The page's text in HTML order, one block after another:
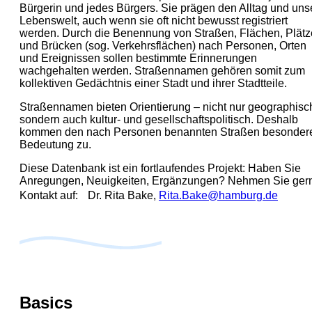
Bürgerin und jedes Bürgers. Sie prägen den Alltag und
Lebenswelt, auch wenn sie oft nicht bewusst registriert
werden. Durch die Benennung von Straßen, Flächen,
und Brücken (sog. Verkehrsflächen) nach Personen, Orten
und Ereignissen sollen bestimmte Erinnerungen
wachgehalten werden. Straßennamen gehören somit zum
kollektiven Gedächtnis einer Stadt und ihrer Stadtteile.
Straßennamen bieten Orientierung – nicht nur
sondern auch kultur- und gesellschaftspolitisch. Deshalb
kommen den nach Personen benannten Straßen
Bedeutung zu.
Diese Datenbank ist ein fortlaufendes Projekt: Haben Sie
Anregungen, Neuigkeiten, Ergänzungen? Nehmen Sie
Kontakt auf: Dr. Rita Bake, Rita.Bake@hamburg.de
Basics